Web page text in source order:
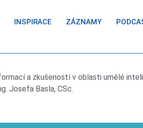
INSPIRACE ZÁZNAMY
a zkušeností v oblasti umělé
Josefa Basla, CSc.